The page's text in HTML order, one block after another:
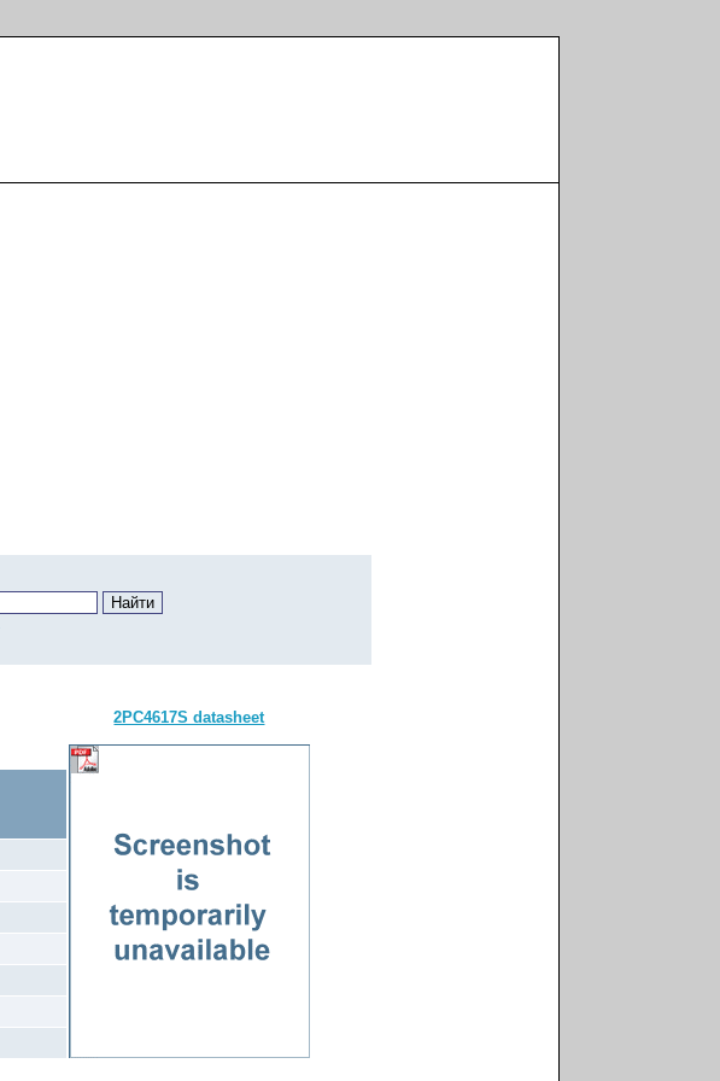
2PC4617S datasheet